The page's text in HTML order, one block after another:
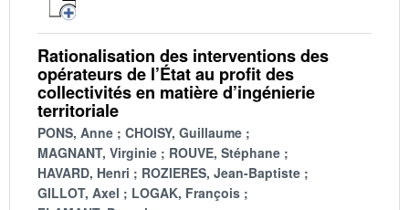
Rationalisation des interventions des
opérateurs de l’État au profit des
collectivités en matière d’ingénierie
territoriale
PONS, Anne
CHOISY, Guillaume
MAGNANT, Virginie
ROUVE, Stéphane
HAVARD, Henri
ROZIERES, Jean-Baptiste
GILLOT, Axel
LOGAK, François